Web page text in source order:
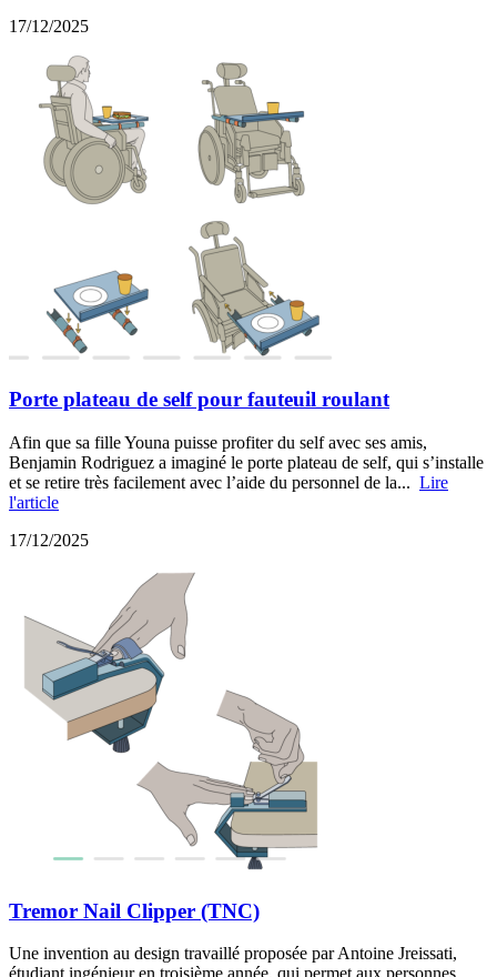
17/12/2025
Porte plateau de self pour fauteuil roulant
Afin que sa fille Youna puisse profiter du self avec ses amis,
Benjamin Rodriguez a imaginé le porte plateau de self, qui s’installe
et se retire très facilement avec l’aide du personnel de la... Lire
l'article
17/12/2025
Tremor Nail Clipper (TNC)
Une invention au design travaillé proposée par Antoine Jreissati,